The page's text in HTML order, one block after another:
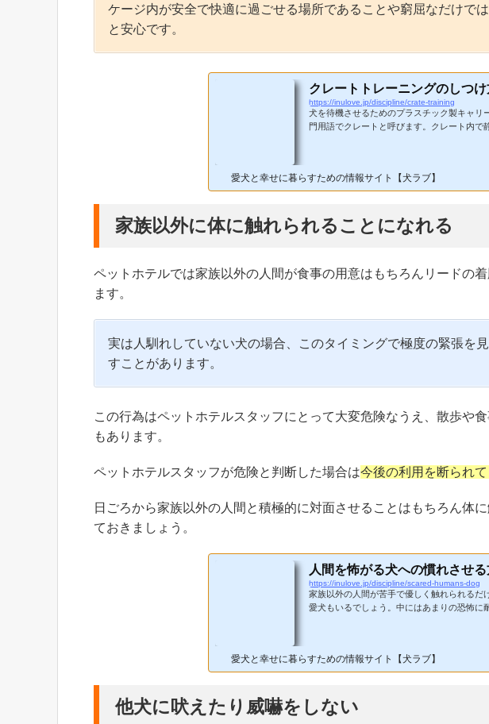
ケージ内が安全で快適に過ごせる場所であることや窮屈なだけで
と安心です。
クレートトレーニングのしつ
https://inulove.jp/discipline/crate-training
犬を待機させるためのプラスチック製キャリ
門用語でクレートと呼びます。クレート内で
ズにクレートトレーニングを成功させるため
えておきましょう。子犬には安心できる寝床
愛犬と幸せに暮らすための情報サイト【犬ラブ】
家族以外に体に触れられることになれる
ペットホテルでは家族以外の人間が食事の用意はもちろんリードの
ます。
実は人馴れしていない犬の場合、このタイミングで極度の緊張を
すことがあります。
この行為はペットホテルスタッフにとって大変危険なうえ、散歩や
もあります。
ペットホテルスタッフが危険と判断した場合は今後の利用を断られて
日ごろから家族以外の人間と積極的に対面させることはもちろん体
ておきましょう。
人間を怖がる犬への慣れさせ
https://inulove.jp/discipline/scared-humans-dog
家族以外の人間が苦手で優しく触れられるだ
愛犬もいるでしょう。中にはあまりの恐怖に
ましょう。オヤツで慣れさせるのが通用する
察させることから始めてみる本当に犬が好き
愛犬と幸せに暮らすための情報サイト【犬ラブ】
他犬に吠えたり威嚇をしない